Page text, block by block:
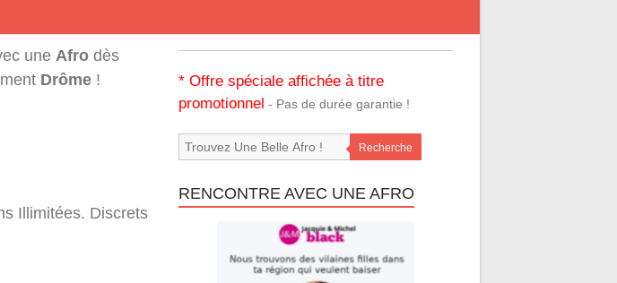
une Afrodès
Drôme !
Illimitées. Discrets
* Offre spéciale affichée à titre
promotionnel - Pas de durée garantie !
Recherche
RENCONTRE AVEC UNE AFRO